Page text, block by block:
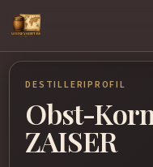
DESTILLERIPROFIL
Obst-
ZAISER